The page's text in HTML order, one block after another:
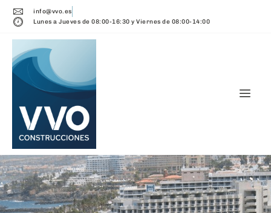
info@vvo.es
Lunes a Jueves de 08:00-16:30 y Viernes de 08:00-14:00